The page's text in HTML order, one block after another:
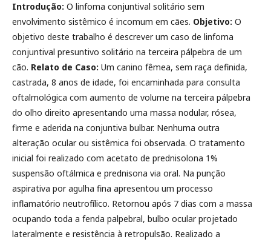
Introdução: O linfoma conjuntival solitário sem
envolvimento sistêmico é incomum em cães. Objetivo: O
objetivo deste trabalho é descrever um caso de linfoma
conjuntival presuntivo solitário na terceira pálpebra de um
cão. Relato de Caso: Um canino fêmea, sem raça definida,
castrada, 8 anos de idade, foi encaminhada para consulta
oftalmológica com aumento de volume na terceira pálpebra
do olho direito apresentando uma massa nodular, rósea,
firme e aderida na conjuntiva bulbar. Nenhuma outra
alteração ocular ou sistêmica foi observada. O tratamento
inicial foi realizado com acetato de prednisolona 1%
suspensão oftálmica e prednisona via oral. Na punção
aspirativa por agulha fina apresentou um processo
inflamatório neutrofílico. Retornou após 7 dias com a massa
ocupando toda a fenda palpebral, bulbo ocular projetado
lateralmente e resistência à retropulsão. Realizado a